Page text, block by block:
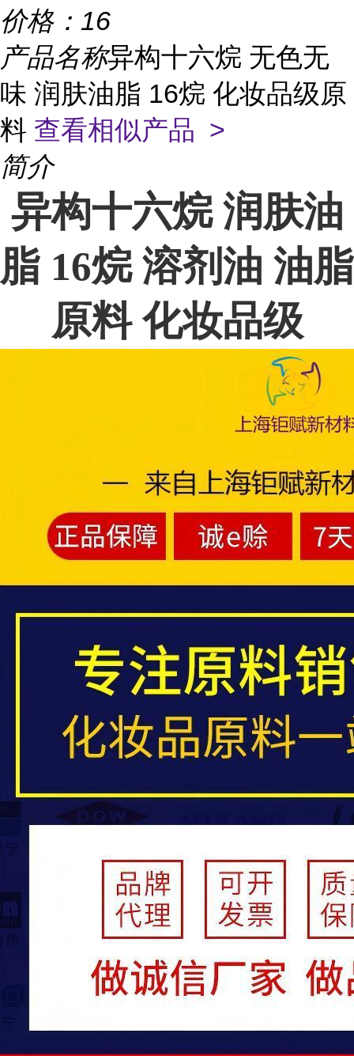
价格： 16
产品名称异构十六烷 无色无
味 润肤油脂 16烷 化妆品级原
料 查看相似产品 >
简介
异构十六烷 润肤油
脂 16烷 溶剂油 油脂
原料 化妆品级